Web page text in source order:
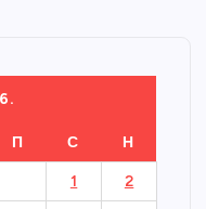
П С Н
1 2